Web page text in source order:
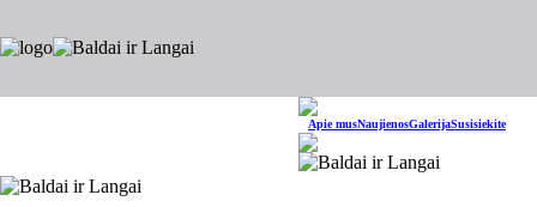
Apie musNaujienosGalerijaSusisiekite